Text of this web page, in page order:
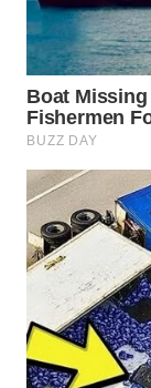
WN DELI
SERDANG
WN
TINGGI
WN
PAKPAK
WN
KARAWANG